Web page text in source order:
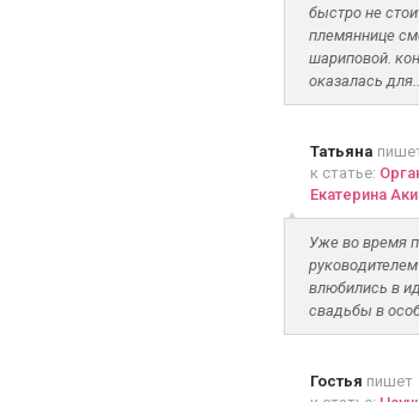
быстро не
племяннице
шариповой.
оказалась
Татьяна
к статье:
Екатерина
Уже во время
влюбились в
свадьбы в
Гостья пишет